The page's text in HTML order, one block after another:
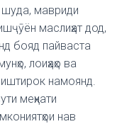
шуда, мавриди
маслиҳат дод,
бояд пайваста
лоиҳаҳо ва
намоянд.
меҳнати
нав